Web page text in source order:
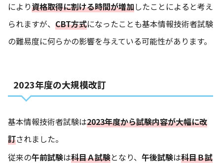
により資格取得に割ける時間が増加したことによると考え
られますが、 CBT方式になったことも基本情報技術者試験
の難易度に何らかの影響を与えている可能性があります。
2023年度の大規模改訂
基本情報技術者試験は2023年度から試験内容が大幅に改
訂されました。
従来の午前試験は科目Ａ試験となり、 午後試験は科目Ｂ試